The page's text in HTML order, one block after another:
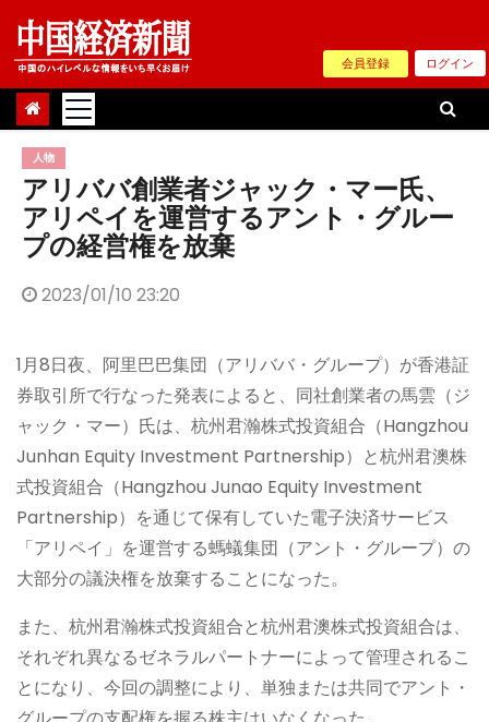
Skip
content
会員登録 ログイン
人物
アリババ創業者ジャック・マー氏、
アリペイを運営するアント・グルー
プの経営権を放棄
2023/01/10 23:20
1月8日夜、阿里巴巴集団（アリババ・グループ）が香港証
券取引所で行なった発表によると、同社創業者の馬雲（ジ
ャック・マー）氏は、杭州君瀚株式投資組合（Hangzhou
Junhan Equity Investment Partnership）と杭州君澳株
式投資組合（Hangzhou Junao Equity Investment
Partnership）を通じて保有していた電子決済サービス
「アリペイ」を運営する螞蟻集団（アント・グループ）の
大部分の議決権を放棄することになった。
また、杭州君瀚株式投資組合と杭州君澳株式投資組合は、
それぞれ異なるゼネラルパートナーによって管理されるこ
とになり、今回の調整により、単独または共同でアント・